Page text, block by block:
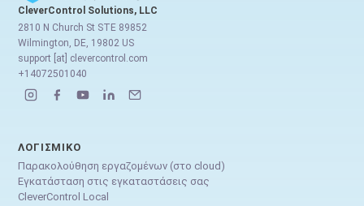
CleverControl Solutions, LLC
2810 N Church St STE 89852
Wilmington, DE, 19802 US
support [at] clevercontrol.com
+14072501040
ΛΟΓΙΣΜΙΚΌ
Παρακολούθηση εργαζομένων (στο cloud)
Εγκατάσταση στις εγκαταστάσεις σας
CleverControl Local